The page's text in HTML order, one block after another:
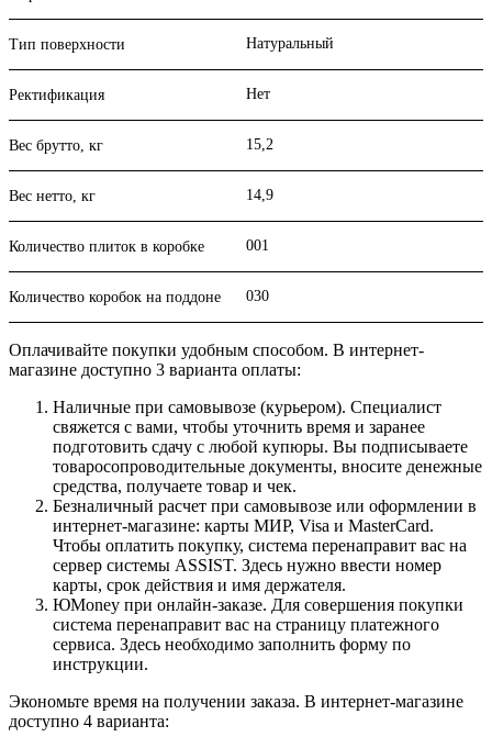
Тип поверхности Натуральный
Ректификация Нет
Вес брутто, кг 15,2
Вес нетто, кг 14,9
Количество плиток в коробке 001
Количество коробок на поддоне 030
Оплачивайте покупки удобным способом. В интернет-
магазине доступно 3 варианта оплаты:
Наличные при самовывозе (курьером). Специалист
свяжется с вами, чтобы уточнить время и заранее
подготовить сдачу с любой купюры. Вы подписываете
товаросопроводительные документы, вносите денежные
средства, получаете товар и чек.
Безналичный расчет при самовывозе или оформлении в
интернет-магазине: карты МИР, Visa и MasterCard.
Чтобы оплатить покупку, система перенаправит вас на
сервер системы ASSIST. Здесь нужно ввести номер
карты, срок действия и имя держателя.
ЮMoney при онлайн-заказе. Для совершения покупки
система перенаправит вас на страницу платежного
сервиса. Здесь необходимо заполнить форму по
инструкции.
Экономьте время на получении заказа. В интернет-магазине
доступно 4 варианта: